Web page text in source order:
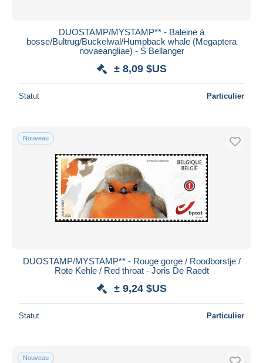
DUOSTAMP/MYSTAMP** - Baleine à
bosse/Bultrug/Buckelwal/Humpback whale (Megaptera
novaeangliae) - S Bellanger
± 8,09 $US
Statut Particulier
Nouveau
DUOSTAMP/MYSTAMP** - Rouge gorge / Roodborstje /
Rote Kehle / Red throat - Joris De Raedt
± 9,24 $US
Statut Particulier
Nouveau